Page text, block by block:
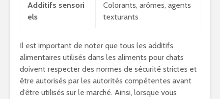
Additifs sensori
els
Colorants, arômes, agents
texturants
Il est important de noter que tous les additifs
alimentaires utilisés dans les aliments pour chats
doivent respecter des normes de sécurité strictes et
être autorisés par les autorités compétentes avant
d’être utilisés sur le marché. Ainsi, lorsque vous